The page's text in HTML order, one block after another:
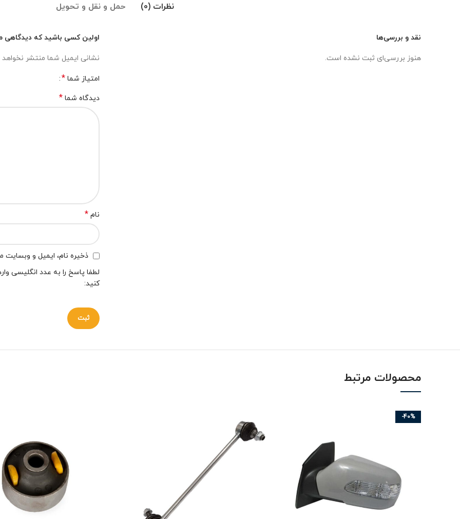
نظرات (0) حمل و نقل و تحویل
نقد و بررسی‌ها
هنوز بررسی‌ای ثبت نشده است.
اولین کسی باشید که دیدگاهی
نشانی ایمیل شما منتشر
امتیاز شما *
دیدگاه شما *
نام *
ذخیره نام، ایمیل و وبسایت
لطفا پاسخ را به عدد انگلیسی
کنید:
محصولات مرتبط
-40%